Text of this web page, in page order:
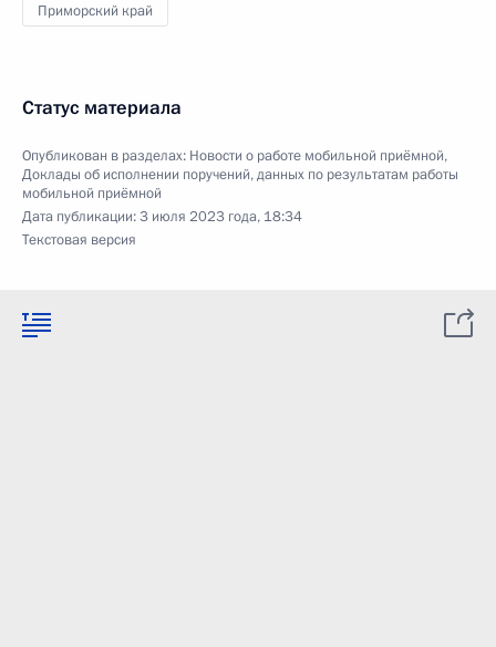
Приморский край
Статус материала
Опубликован в разделах: Новости о работе мобильной приёмной,
Доклады об исполнении поручений, данных по результатам работы
мобильной приёмной
Дата публикации:3 июля 2023 года, 18:34
Текстовая версия